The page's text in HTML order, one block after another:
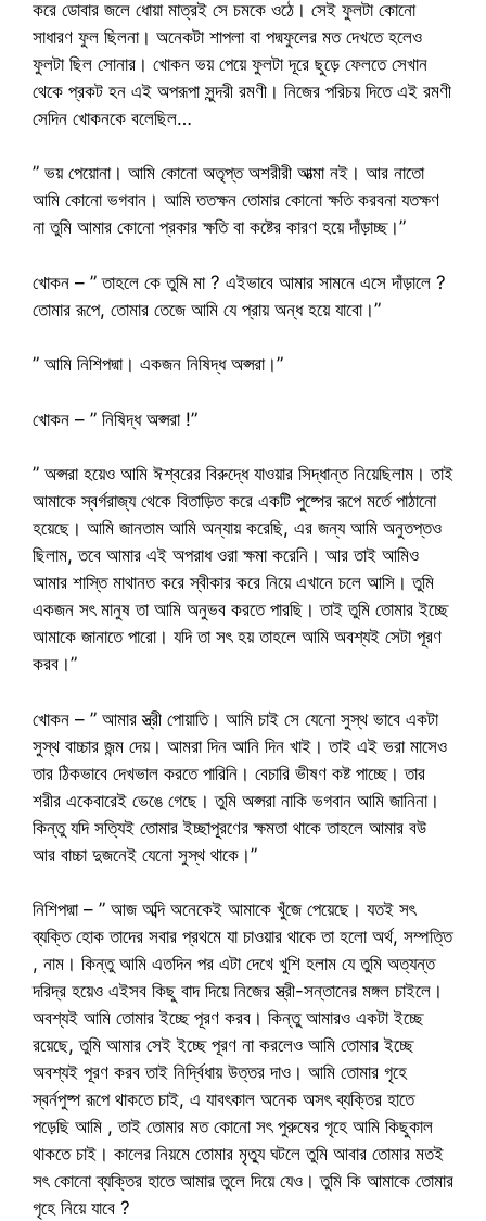
করে ডোবার জলে ধোয়া মাত্রই সে চমকে ওঠে। সেই ফুলটা কোনো
সাধারণ ফুল ছিলনা। অনেকটা শাপলা বা পদ্মফুলের মত দেখতে হলেও
ফুলটা ছিল সোনার। খোকন ভয় পেয়ে ফুলটা দূরে ছুড়ে ফেলতে সেখান
থেকে প্রকট হন এই অপরূপা সুন্দরী রমণী। নিজের পরিচয় দিতে এই রমণী
সেদিন খোকনকে বলেছিল…
” ভয় পেয়োনা। আমি কোনো অতৃপ্ত অশরীরী আত্মা নই। আর নাতো
আমি কোনো ভগবান। আমি ততক্ষন তোমার কোনো ক্ষতি করবনা যতক্ষণ
না তুমি আমার কোনো প্রকার ক্ষতি বা কষ্টের কারণ হয়ে দাঁড়াচ্ছ।”
খোকন – ” তাহলে কে তুমি মা ? এইভাবে আমার সামনে এসে দাঁড়ালে ?
তোমার রূপে, তোমার তেজে আমি যে প্রায় অন্ধ হয়ে যাবো।”
” আমি নিশিপদ্মা। একজন নিষিদ্ধ অপ্সরা।”
খোকন – ” নিষিদ্ধ অপ্সরা !”
” অপ্সরা হয়েও আমি ঈশ্বরের বিরুদ্ধে যাওয়ার সিদ্ধান্ত নিয়েছিলাম। তাই
আমাকে স্বর্গরাজ্য থেকে বিতাড়িত করে একটি পুষ্পের রূপে মর্তে পাঠানো
হয়েছে। আমি জানতাম আমি অন্যায় করেছি, এর জন্য আমি অনুতপ্তও
ছিলাম, তবে আমার এই অপরাধ ওরা ক্ষমা করেনি। আর তাই আমিও
আমার শাস্তি মাথানত করে স্বীকার করে নিয়ে এখানে চলে আসি। তুমি
একজন সৎ মানুষ তা আমি অনুভব করতে পারছি। তাই তুমি তোমার ইচ্ছে
আমাকে জানাতে পারো। যদি তা সৎ হয় তাহলে আমি অবশ্যই সেটা পূরণ
করব।”
খোকন – ” আমার স্ত্রী পোয়াতি। আমি চাই সে যেনো সুস্থ ভাবে একটা
সুস্থ বাচ্চার জন্ম দেয়। আমরা দিন আনি দিন খাই। তাই এই ভরা মাসেও
তার ঠিকভাবে দেখভাল করতে পারিনি। বেচারি ভীষণ কষ্ট পাচ্ছে। তার
শরীর একেবারেই ভেঙে গেছে। তুমি অপ্সরা নাকি ভগবান আমি জানিনা।
কিন্তু যদি সত্যিই তোমার ইচ্ছাপূরণের ক্ষমতা থাকে তাহলে আমার বউ
আর বাচ্চা দুজনেই যেনো সুস্থ থাকে।”
নিশিপদ্মা – ” আজ অব্দি অনেকেই আমাকে খুঁজে পেয়েছে। যতই সৎ
ব্যক্তি হোক তাদের সবার প্রথমে যা চাওয়ার থাকে তা হলো অর্থ, সম্পত্তি
, নাম। কিন্তু আমি এতদিন পর এটা দেখে খুশি হলাম যে তুমি অত্যন্ত
দরিদ্র হয়েও এইসব কিছু বাদ দিয়ে নিজের স্ত্রী-সন্তানের মঙ্গল চাইলে।
অবশ্যই আমি তোমার ইচ্ছে পূরণ করব। কিন্তু আমারও একটা ইচ্ছে
রয়েছে, তুমি আমার সেই ইচ্ছে পূরণ না করলেও আমি তোমার ইচ্ছে
অবশ্যই পূরণ করব তাই নির্দ্বিধায় উত্তর দাও। আমি তোমার গৃহে
স্বর্নপুষ্প রূপে থাকতে চাই, এ যাবৎকাল অনেক অসৎ ব্যক্তির হাতে
পড়েছি আমি , তাই তোমার মত কোনো সৎ পুরুষের গৃহে আমি কিছুকাল
থাকতে চাই। কালের নিয়মে তোমার মৃত্যু ঘটলে তুমি আবার তোমার মতই
সৎ কোনো ব্যক্তির হাতে আমার তুলে দিয়ে যেও। তুমি কি আমাকে তোমার
গৃহে নিয়ে যাবে ?